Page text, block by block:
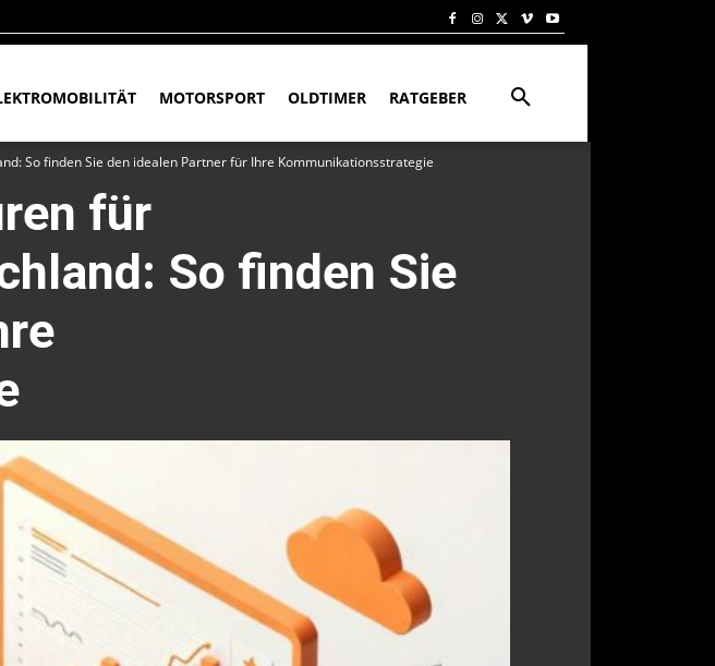
MOTORSPORT OLDTIMER RATGEBER
So finden Sie den idealen Partner für Ihre Kommunikationsstrategie
für
So finden Sie